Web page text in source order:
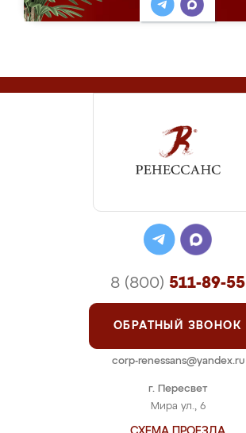
г. Пересвет
Мира ул., 6
8 (800) 511-89-55
ОБРАТНЫЙ ЗВОНОК
corp-renessans@yandex.ru